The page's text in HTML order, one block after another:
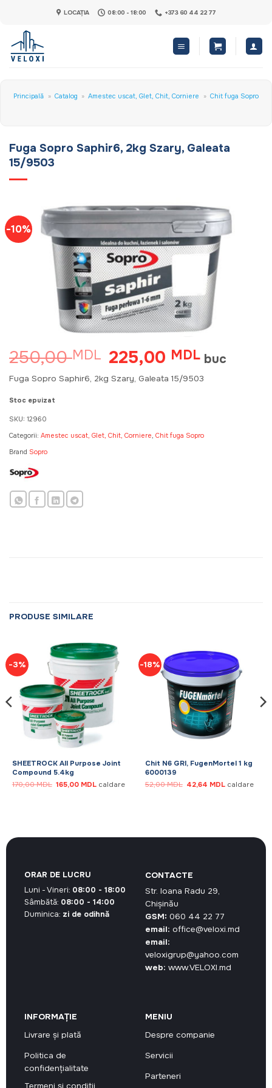
content
LOCAȚIA 08:00 - 18:00 +373 60 44 22 77
Principală » Catalog » Amestec uscat, Glet, Chit, Corniere » Chit fuga Sopro
Fuga Sopro Saphir6, 2kg Szary, Galeata
15/9503
-10%
250,00MDL Prețul
inițial
a
225,00 MDLPrețul
curent
este:
buc
Fuga Sopro Saphir6, 2kg Szary, Galeata 15/9503
Stoc epuizat
SKU: 12960
Categorii: Amestec uscat, Glet, Chit, Corniere Chit fuga Sopro
Brand Sopro
PRODUSE SIMILARE
-3%
SHEETROCK All Purpose Joint
Compound 5.4kg
170,00MDL Prețul
inițial
165,00 MDLPrețul
caldare
-18%
Chit N6 GRI, FugenMortel 1 kg
6000139
52,00MDL Prețul
inițial
42,64 MDLPrețul
caldare
CONTACTE
Str. Ioana Radu 29,
Chișinău
GSM: 060 44 22 77
email: office@veloxi.md
email:
veloxigrup@yahoo.com
web: www.VELOXI.md
INFORMAȚIE
Livrare și plată
Politica de
confidențialitate
Termeni și condiții
MENIU
Despre companie
Servicii
Parteneri
ORAR DE LUCRU
Luni - Vineri: 08:00 - 18:00
Sâmbătă: 08:00 - 14:00
Duminica: zi de odihnă